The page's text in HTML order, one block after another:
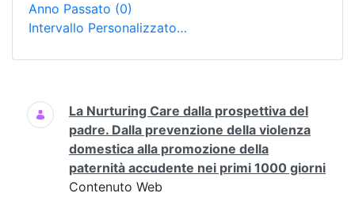
Anno Passato (0)
Intervallo Personalizzato…
Ricerca
La Nurturing Care dalla prospettiva del
padre. Dalla prevenzione della violenza
domestica alla promozione della
paternità accudente nei primi 1000 giorni
Contenuto Web